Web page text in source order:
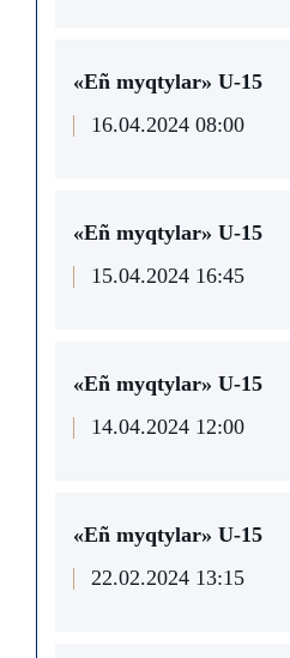
«Eñ myqtylar» U-15
16.04.2024 08:00
«Eñ myqtylar» U-15
15.04.2024 16:45
«Eñ myqtylar» U-15
14.04.2024 12:00
«Eñ myqtylar» U-15
22.02.2024 13:15